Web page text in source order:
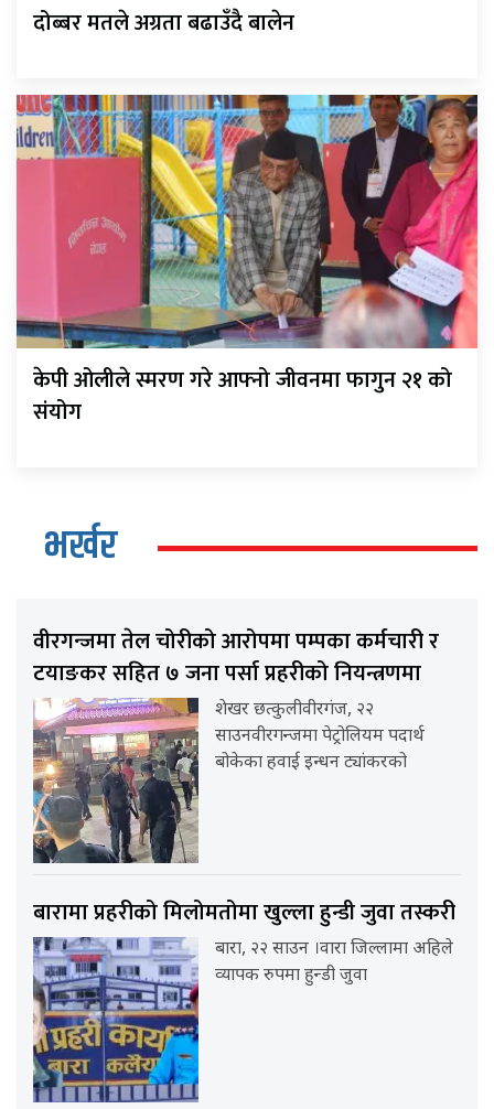
दोब्बर मतले अग्रता बढाउँदै बालेन
केपी ओलीले स्मरण गरे आफ्नो जीवनमा फागुन २१ को
संयोग
भर्खर
वीरगन्जमा तेल चोरीको आरोपमा पम्पका कर्मचारी र
टयाङकर सहित ७ जना पर्सा प्रहरीको नियन्त्रणमा
शेखर छत्कुलीवीरगंज, २२
साउनवीरगन्जमा पेट्रोलियम पदार्थ
बोकेका हवाई इन्धन ट्यांकरको
बारामा प्रहरीको मिलोमतोमा खुल्ला हुन्डी जुवा तस्करी
बारा, २२ साउन ।वारा जिल्लामा अहिले
व्यापक रुपमा हुन्डी जुवा